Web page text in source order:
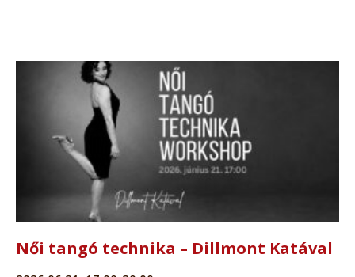
Női tangó technika – Dillmont Katával